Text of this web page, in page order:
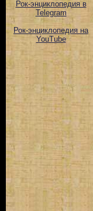
Рок-энциклопедия в
Telegram
Рок-энциклопедия на
YouTube